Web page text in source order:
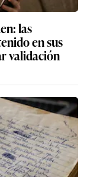
las
en sus
validación